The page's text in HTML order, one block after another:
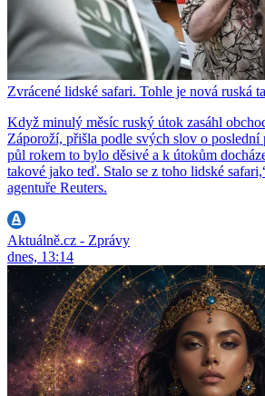
Zvrácené lidské safari. Tohle je nová ruská
Když minulý měsíc ruský útok zasáhl
Záporoží, přišla podle svých slov o poslední
půl rokem to bylo děsivé a k útokům
takové jako teď. Stalo se z toho lidské
agentuře Reuters.
Aktuálně.cz - Zprávy
dnes, 13:14